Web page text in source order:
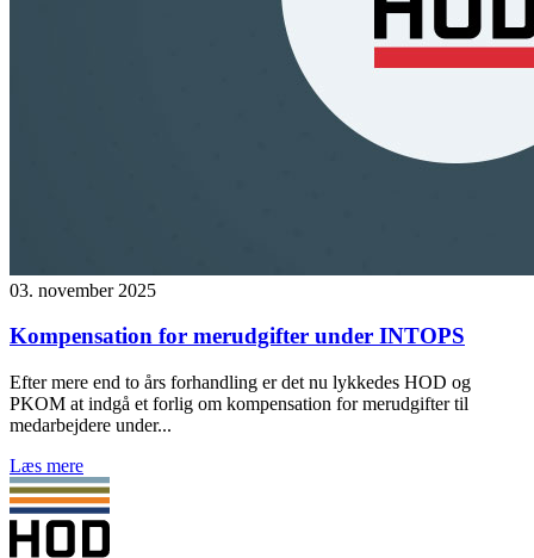
03. november 2025
Kompensation for merudgifter under INTOPS
Efter mere end to års forhandling er det nu lykkedes HOD og
PKOM at indgå et forlig om kompensation for merudgifter til
medarbejdere under...
Læs mere